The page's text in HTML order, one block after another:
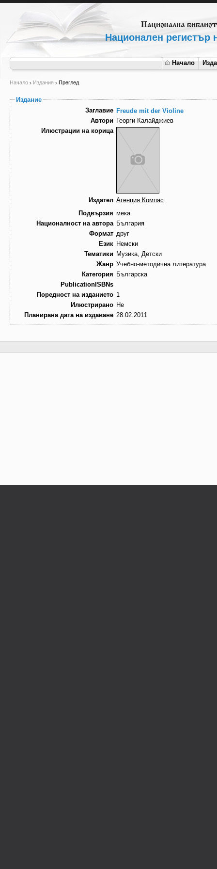
Национален регистър
Начало
Начало Издания Преглед
Издание
Заглавие Freude mit der Violine
Автори Георги Калайджиев
Илюстрации на корица
Издател Агенция Компас
Подвързия мека
Националност на автора България
Формат друг
Език Немски
Тематики Музика, Детски
Жанр Учебно-методична литература
Категория Българска
PublicationISBNs
Поредност на изданието 1
Илюстрирано Не
Планирана дата на издаване 28.02.2011